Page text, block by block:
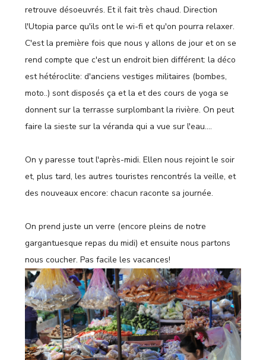
retrouve désoeuvrés. Et il fait très chaud. Direction
l'Utopia parce qu'ils ont le wi-fi et qu'on pourra relaxer.
C'est la première fois que nous y allons de jour et on se
rend compte que c'est un endroit bien différent: la déco
est hétéroclite: d'anciens vestiges militaires (bombes,
moto..) sont disposés ça et la et des cours de yoga se
donnent sur la terrasse surplombant la rivière. On peut
faire la sieste sur la véranda qui a vue sur l'eau….
On y paresse tout l'après-midi. Ellen nous rejoint le soir
et, plus tard, les autres touristes rencontrés la veille, et
des nouveaux encore: chacun raconte sa journée.
On prend juste un verre (encore pleins de notre
gargantuesque repas du midi) et ensuite nous partons
nous coucher. Pas facile les vacances!